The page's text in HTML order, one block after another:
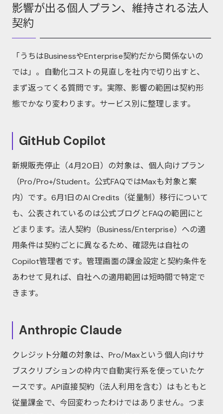
影響が出る個人プラン、維持される法人
契約
「うちはBusinessやEnterprise契約だから関係ないの
では」。自動化コストの見直しを社内で切り出すと、
まず返ってくる質問です。実際、影響の範囲は契約形
態でかなり変わります。サービス別に整理します。
GitHub Copilot
新規販売停止（4月20日）の対象は、個人向けプラン
（Pro/Pro+/Student。公式FAQではMaxも対象と案
内）です。6月1日のAI Credits（従量制）移行について
も、公表されているのは公式ブログとFAQの範囲にと
どまります。法人契約（Business/Enterprise）への適
用条件は契約ごとに異なるため、確認先は自社の
Copilot管理者です。管理画面の課金設定と契約条件を
あわせて見れば、自社への適用範囲は短時間で特定で
きます。
Anthropic Claude
クレジット分離の対象は、Pro/Maxという個人向けサ
ブスクリプションの枠内で自動実行系を使っていたケ
ースです。API直接契約（法人利用を含む）はもともと
従量課金で、今回変わったわけではありません。つま